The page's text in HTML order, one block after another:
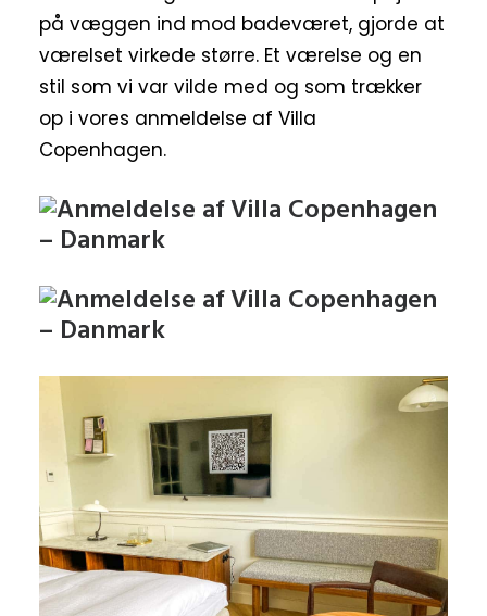
på væggen ind mod badeværet, gjorde at
værelset virkede større. Et værelse og en
stil som vi var vilde med og som trækker
op i vores anmeldelse af Villa
Copenhagen.